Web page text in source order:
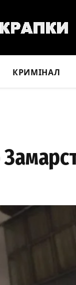
КРИМІНАЛ